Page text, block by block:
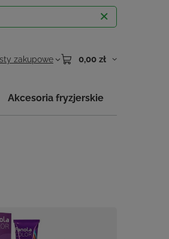
zakupowe 0,00 zł
Akcesoria fryzjerskie